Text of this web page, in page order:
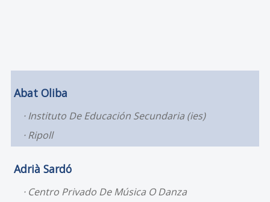
Abat Oliba
Instituto De Educación Secundaria (ies)
Ripoll
Adrià Sardó
Centro Privado De Música O Danza